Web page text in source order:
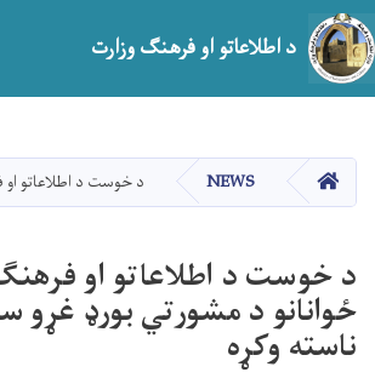
دانګل
د اطلاعاتو او فرهنګ وزارت
HOME
NEWS د خوست د اطلاعاتو
د خوست د اطلاعاتو او
ځوانانو د مشورتي بورډ
ناسته وکړه